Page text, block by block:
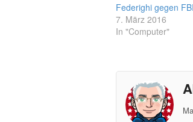
Federighi gegen FBI
7. März 2016
In "Computer"